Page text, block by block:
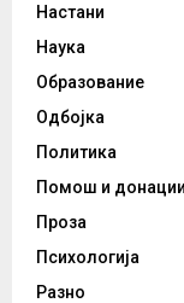
Настани
Наука
Образование
Одбојка
Политика
Помош и донации
Проза
Психологија
Разно